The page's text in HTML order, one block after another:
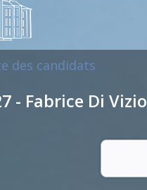
des candidats
- Fabrice Di Vizio